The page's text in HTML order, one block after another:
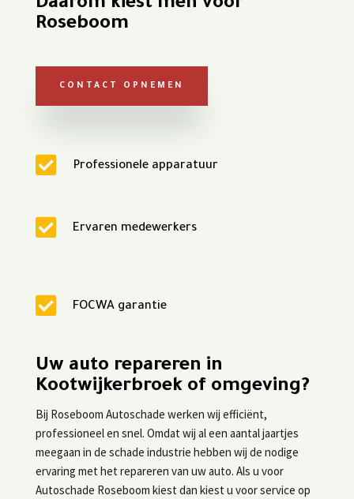
Roseboom
CONTACT OPNEMEN
 Professionele apparatuur
 Ervaren medewerkers
 FOCWA garantie
Uw auto repareren in
Kootwijkerbroek of omgeving?
Bij Roseboom Autoschade werken wij efficiënt,
professioneel en snel. Omdat wij al een aantal jaartjes
meegaan in de schade industrie hebben wij de nodige
ervaring met het repareren van uw auto. Als u voor
Autoschade Roseboom kiest dan kiest u voor service op